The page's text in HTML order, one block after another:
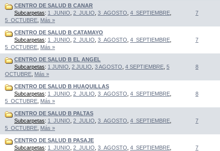
CENTRO DE SALUD B CANAR
Subcarpetas: 1_JUNIO 2_JULIO 3_AGOSTO 4_SEPTIEMBRE
5_OCTUBRE Más »
7
CENTRO DE SALUD B CATAMAYO
Subcarpetas: 1_JUNIO 2_JULIO 3_AGOSTO 4_SEPTIEMBRE
5_OCTUBRE Más »
7
CENTRO DE SALUD B EL ANGEL
Subcarpetas: 1 JUNIO 2 JULIO 3 AGOSTO 4 SEPTIEMBRE 5
OCTUBRE Más »
8
CENTRO DE SALUD B HUAQUILLAS
Subcarpetas: 1_JUNIO 2_JULIO 3_AGOSTO 4_SEPTIEMBRE
5_OCTUBRE Más »
8
CENTRO DE SALUD B PALTAS
Subcarpetas: 1_JUNIO 2_JULIO 3_AGOSTO 4_SEPTIEMBRE
5_OCTUBRE Más »
7
CENTRO DE SALUD B PASAJE
Subcarpetas: 1_JUNIO 2_JULIO 3_AGOSTO 4_SEPTIEMBRE 7